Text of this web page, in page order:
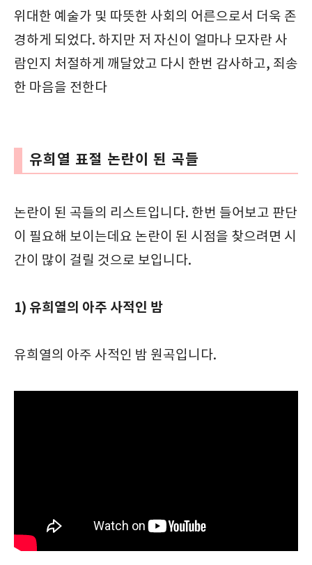
위대한 예술가 및 따뜻한 사회의 어른으로서 더욱 존
경하게 되었다. 하지만 저 자신이 얼마나 모자란 사
람인지 처절하게 깨달았고 다시 한번 감사하고, 죄송
한 마음을 전한다
유희열 표절 논란이 된 곡들
논란이 된 곡들의 리스트입니다. 한번 들어보고 판단
이 필요해 보이는데요 논란이 된 시점을 찾으려면 시
간이 많이 걸릴 것으로 보입니다.
1) 유희열의 아주 사적인 밤
유희열의 아주 사적인 밤 원곡입니다.